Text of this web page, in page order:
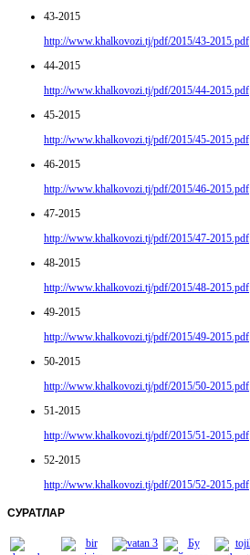
43-2015
http://www.khalkovozi.tj/pdf/2015/43-2015.pdf
44-2015
http://www.khalkovozi.tj/pdf/2015/44-2015.pdf
45-2015
http://www.khalkovozi.tj/pdf/2015/45-2015.pdf
46-2015
http://www.khalkovozi.tj/pdf/2015/46-2015.pdf
47-2015
http://www.khalkovozi.tj/pdf/2015/47-2015.pdf
48-2015
http://www.khalkovozi.tj/pdf/2015/48-2015.pdf
49-2015
http://www.khalkovozi.tj/pdf/2015/49-2015.pdf
50-2015
http://www.khalkovozi.tj/pdf/2015/50-2015.pdf
51-2015
http://www.khalkovozi.tj/pdf/2015/51-2015.pdf
52-2015
http://www.khalkovozi.tj/pdf/2015/52-2015.pdf
СУРАТЛАР